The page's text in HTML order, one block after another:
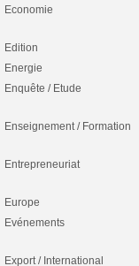
Economie
Edition
Energie
Enquête / Etude
Enseignement / Formation
Entrepreneuriat
Europe
Evénements
Export / International